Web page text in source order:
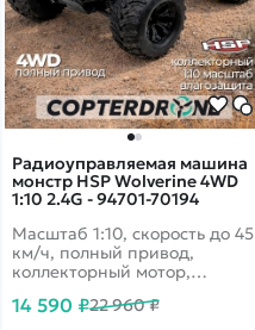
Радиоуправляемая машина
монстр HSP Wolverine 4WD
1:10 2.4G - 94701-70194
Масштаб 1:10, скорость до 45
км/ч, полный привод,
коллекторный мотор,
двойные амортизаторы,
14 590 ₽22 960 ₽